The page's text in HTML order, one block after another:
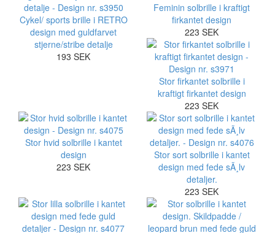
Cykel/ sports brille i RETRO
design med guldfarvet
stjerne/stribe detalje
193 SEK
Feminin solbrille i kraftigt
firkantet design
223 SEK
Stor firkantet solbrille i
kraftigt firkantet design
223 SEK
Stor hvid solbrille i kantet
design
223 SEK
Stor sort solbrille i kantet
design med fede sÃ¸lv
detaljer.
223 SEK